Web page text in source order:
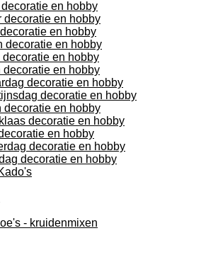
decoratie en hobby
decoratie en hobby
en hobby
decoratie en hobby
decoratie en hobby
decoratie en hobby
decoratie en hobby
decoratie en hobby
decoratie en hobby
decoratie en hobby
en hobby
decoratie en hobby
decoratie en hobby
- kruidenmixen